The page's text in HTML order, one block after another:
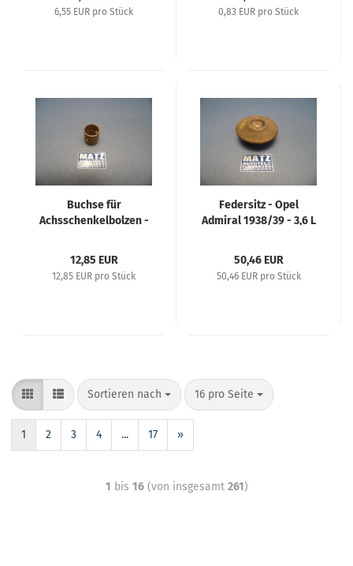
50, Admiral 38/39
6,55 EUR pro Stück 0,83 EUR pro Stück
Buchse für
Achsschenkelbolzen -
12,85 EUR
12,85 EUR pro Stück
Federsitz - Opel
Admiral 1938/39 - 3,6 L
50,46 EUR
50,46 EUR pro Stück
Sortieren nach 16 pro Seite
1 2 3 4 ... 17 »
1 bis 16(von insgesamt 261)